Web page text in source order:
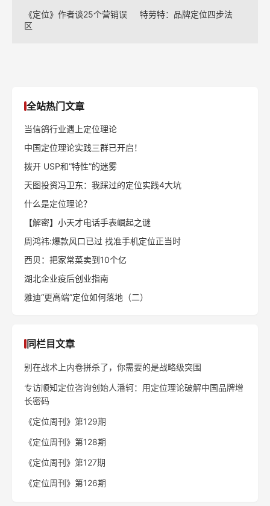
《定位》作者谈25个营销误
区
特劳特：品牌定位四步法
全站热门文章
当信鸽行业遇上定位理论
中国定位理论实践三群已开启！
拨开 USP和“特性”的迷雾
天图投资冯卫东：我踩过的定位实践4大坑
什么是定位理论？
【解密】小天才电话手表崛起之谜
周鸿祎:爆款风口已过 找准手机定位正当时
西贝：把家常菜卖到10个亿
湖北企业疫后创业指南
雅迪“更高端”定位如何落地（二）
同栏目文章
别在战术上内卷拼杀了，你需要的是战略级突围
专访顺知定位咨询创始人潘轲：用定位理论破解中国品牌增
长密码
《定位周刊》第129期
《定位周刊》第128期
《定位周刊》第127期
《定位周刊》第126期